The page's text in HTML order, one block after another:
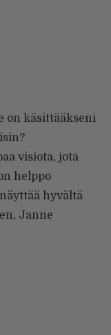
on käsittääkseni
visiota, jota
helppo
hyvältä
Janne